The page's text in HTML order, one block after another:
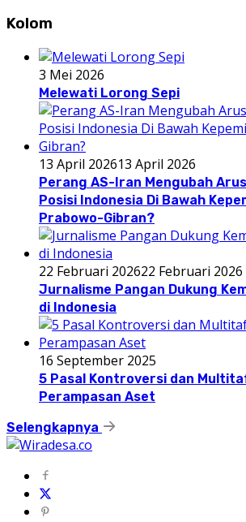
Kolom
3 Mei 2026
Melewati Lorong Sepi
13 April 202613 April 2026
Perang AS-Iran Mengubah
Posisi Indonesia Di Bawah
Prabowo-Gibran?
22 Februari 202622 Februari 2026
Jurnalisme Pangan Dukung
di Indonesia
16 September 2025
5 Pasal Kontroversi dan
Perampasan Aset
Selengkapnya